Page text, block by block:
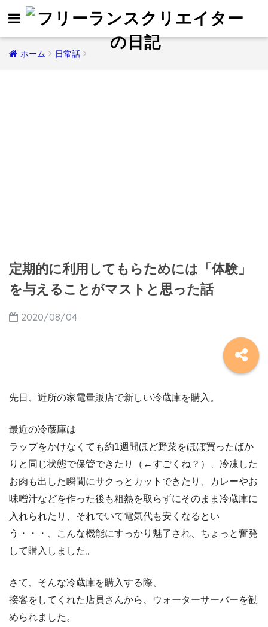
ホーム 日常話
定期的に利用してもらためには「体験」
を与えることがマストと思った話
2020/08/04
先日、近所の家電量販店で新しい冷蔵庫を購入。
最近の冷蔵庫は
ラップをかけなくても約1週間ほど野菜をほぼ買ったばか
りと同じ状態で保管できたり（←すごくね？）、冷凍した
お肉も出した瞬間にサクっとカットできたり、カレーやお
味噌汁などを作った後も粗熱を取らずにそのまま冷蔵庫に
入れられたり、それでいて電気代も安くなるとい
う・・・、こんな機能にすっかり魅了され、ちょっと奮発
して購入しました。
さて、そんな冷蔵庫を購入する際、
接客をしてくれた店員さんから、ウォーターサーバーを勧
められました。